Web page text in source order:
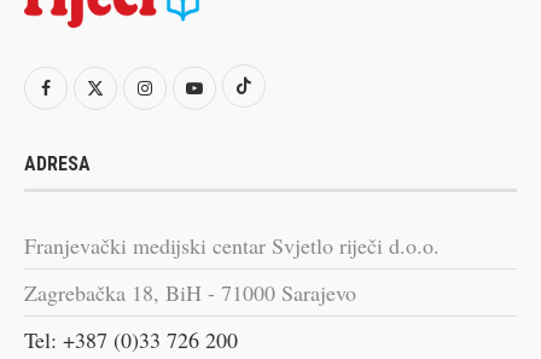
ADRESA
Franjevački medijski centar Svjetlo riječi d.o.o.
Zagrebačka 18, BiH - 71000 Sarajevo
Tel: +387 (0)33 726 200